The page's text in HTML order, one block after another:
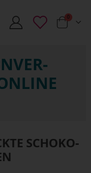
Cart
0 Artikel
SCHOKO­